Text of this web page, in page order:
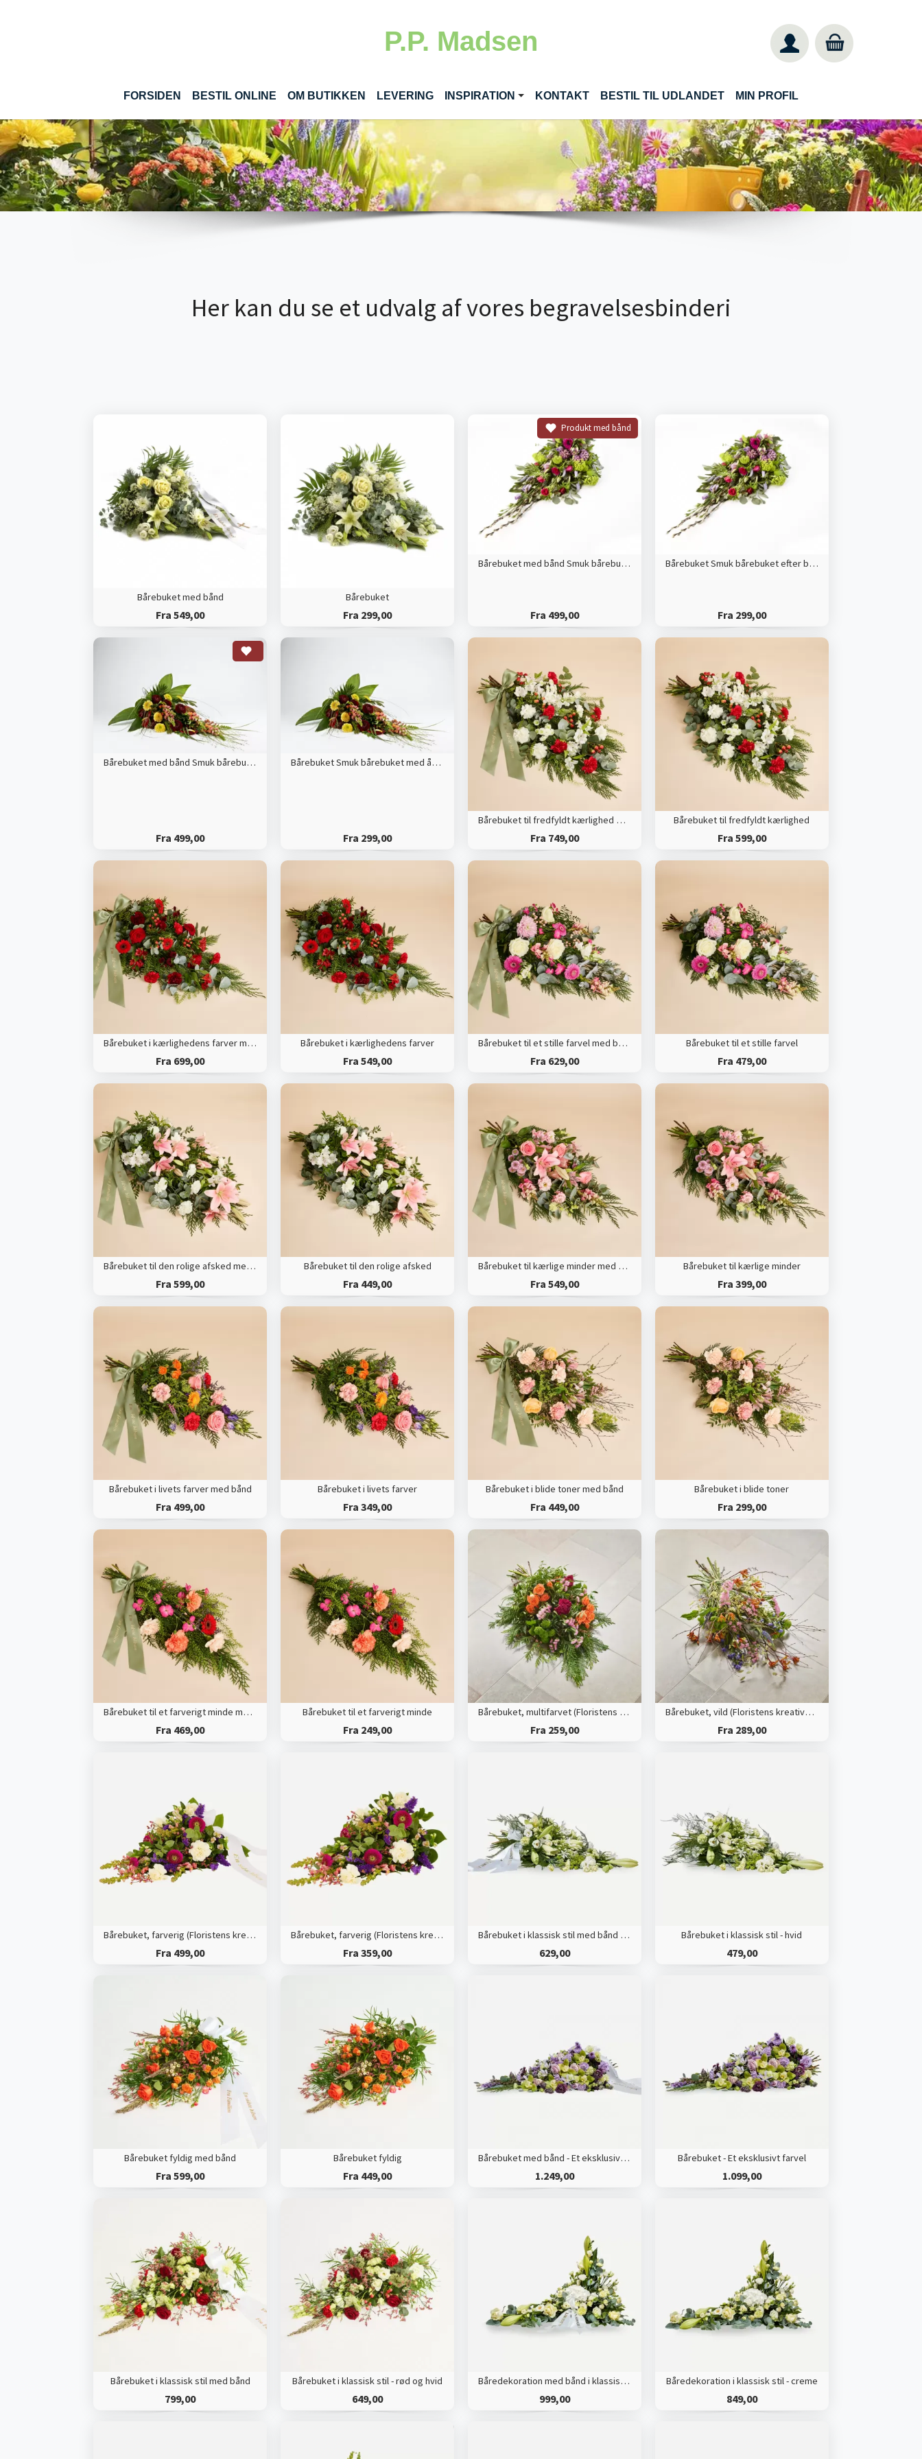
P.P. Madsen
FORSIDEN BESTIL ONLINE OM BUTIKKEN LEVERING INSPIRATION KONTAKT BESTIL TIL UDLANDET MIN PROFIL
Her kan du se et udvalg af vores begravelsesbinderi
Bårebuket med bånd
Fra 549,00
Bårebuket
Fra 299,00
Produkt med bånd
Bårebuket med bånd Smuk bårebuket efter blomsterdekoratørens valg
Fra 499,00
Bårebuket Smuk bårebuket efter blomsterdekoratørens valg
Fra 299,00
Bårebuket med bånd Smuk bårebuket med årstidens blomster
Fra 499,00
Bårebuket Smuk bårebuket med årstidens blomster
Fra 299,00
Bårebuket til fredfyldt kærlighed med bånd
Fra 749,00
Bårebuket til fredfyldt kærlighed
Fra 599,00
Bårebuket i kærlighedens farver med bånd
Fra 699,00
Bårebuket i kærlighedens farver
Fra 549,00
Bårebuket til et stille farvel med bånd
Fra 629,00
Bårebuket til et stille farvel
Fra 479,00
Bårebuket til den rolige afsked med bånd
Fra 599,00
Bårebuket til den rolige afsked
Fra 449,00
Bårebuket til kærlige minder med bånd
Fra 549,00
Bårebuket til kærlige minder
Fra 399,00
Bårebuket i livets farver med bånd
Fra 499,00
Bårebuket i livets farver
Fra 349,00
Bårebuket i blide toner med bånd
Fra 449,00
Bårebuket i blide toner
Fra 299,00
Bårebuket til et farverigt minde med bånd
Fra 469,00
Bårebuket til et farverigt minde
Fra 249,00
Bårebuket, multifarvet (Floristens kreative valg)
Fra 259,00
Bårebuket, vild (Floristens kreative valg)
Fra 289,00
Bårebuket, farverig (Floristens kreative valg) med bånd
Fra 499,00
Bårebuket, farverig (Floristens kreative valg)
Fra 359,00
Bårebuket i klassisk stil med bånd - hvid
629,00
Bårebuket i klassisk stil - hvid
479,00
Bårebuket fyldig med bånd
Fra 599,00
Bårebuket fyldig
Fra 449,00
Bårebuket med bånd - Et eksklusivt farvel
1.249,00
Bårebuket - Et eksklusivt farvel
1.099,00
Bårebuket i klassisk stil med bånd
799,00
Bårebuket i klassisk stil - rød og hvid
649,00
Båredekoration med bånd i klassisk stil - creme
999,00
Båredekoration i klassisk stil - creme
849,00